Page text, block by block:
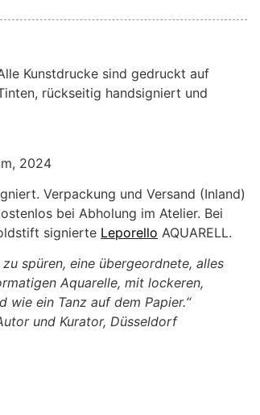
Kunstdrucke sind gedruckt auf
rückseitig handsigniert und
2024
Verpackung und Versand (Inland)
bei Abholung im Atelier. Bei
signierte Leporello AQUARELL.
spüren, eine übergeordnete, alles
Aquarelle, mit lockeren,
wie ein Tanz auf dem Papier.“
und Kurator, Düsseldorf